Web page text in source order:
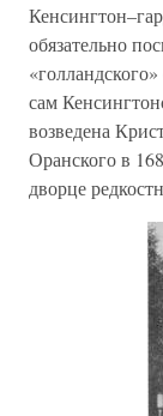
обязательно
сам
возведена
Оранского в
дворце